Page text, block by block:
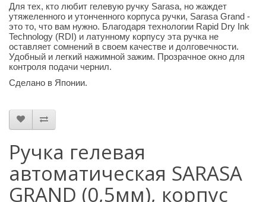
Для тех, кто любит гелевую ручку Sarasa, но жаждет
утяжеленного и утонченного корпуса ручки, Sarasa Grand -
это то, что вам нужно. Благодаря технологии Rapid Dry Ink
Technology (RDI) и латунному корпусу эта ручка не
оставляет сомнений в своем качестве и долговечности.
Удобный и легкий нажимной зажим. Прозрачное окно для
контроля подачи чернил.
Сделано в Японии.
Ручка гелевая
автоматическая SARASA
GRAND (0,5мм), корпус